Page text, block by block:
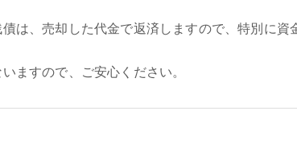
は、売却した代金で返済しますので、特別に資
ますので、ご安心ください。